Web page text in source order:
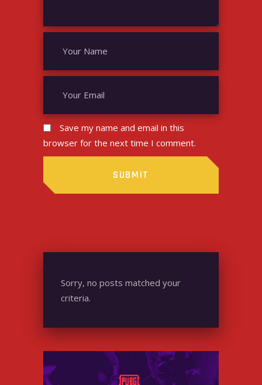
Save my name and email in this
browser for the next time I comment.
SUBMIT
Sorry, no posts matched your
criteria.